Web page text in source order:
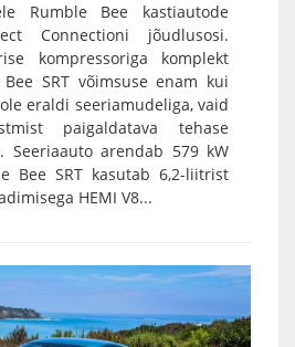
Rumble Bee kastiautode
Connectioni jõudlusosi.
kompressoriga komplekt
SRT võimsuse enam kui
eraldi seeriamudeliga, vaid
paigaldatava tehase
Seeriaauto arendab 579 kW
Bee SRT kasutab 6,2-liitrist
HEMI V8...